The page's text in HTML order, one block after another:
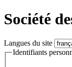
Société
Langues du site
Identifiants